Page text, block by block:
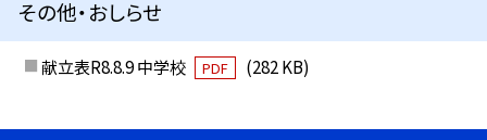
その他・おしらせ
献立表R8.8.9 中学校 PDF (282 KB)